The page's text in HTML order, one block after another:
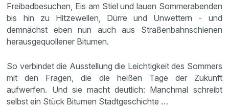
Freibadbesuchen, Eis am Stiel und lauen Sommerabenden
bis hin zu Hitzewellen, Dürre und Unwettern - und
demnächst eben nun auch aus Straßenbahnschienen
herausgequollener Bitumen.
So verbindet die Ausstellung die Leichtigkeit des Sommers
mit den Fragen, die die heißen Tage der Zukunft
aufwerfen. Und sie macht deutlich: Manchmal schreibt
selbst ein Stück Bitumen Stadtgeschichte …